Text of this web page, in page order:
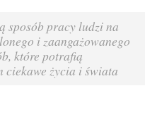
sposób pracy ludzi na
i zaangażowanego
które potrafią
ciekawe życia i świata